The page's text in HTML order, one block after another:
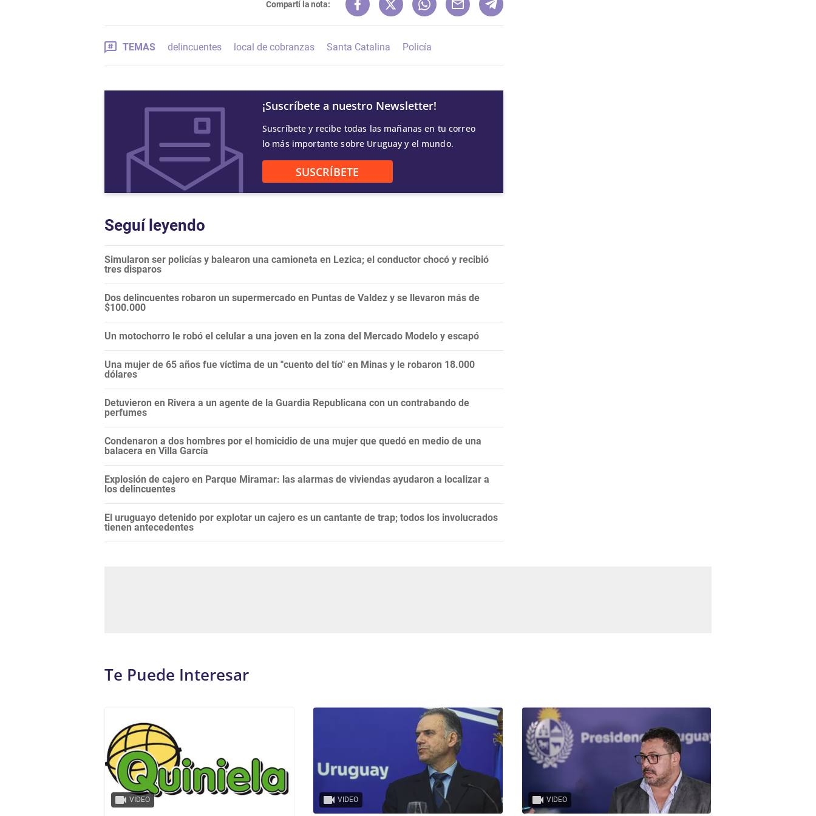
Compartí la nota:
TEMAS delincuentes local de cobranzas Santa Catalina Policía
¡Suscríbete a nuestro Newsletter!
Suscríbete y recibe todas las mañanas en tu correo
lo más importante sobre Uruguay y el mundo.
SUSCRÍBETE
Seguí leyendo
Simularon ser policías y balearon una camioneta en Lezica; el conductor chocó y recibió
tres disparos
Dos delincuentes robaron un supermercado en Puntas de Valdez y se llevaron más de
$100.000
Un motochorro le robó el celular a una joven en la zona del Mercado Modelo y escapó
Una mujer de 65 años fue víctima de un "cuento del tío" en Minas y le robaron 18.000
dólares
Detuvieron en Rivera a un agente de la Guardia Republicana con un contrabando de
perfumes
Condenaron a dos hombres por el homicidio de una mujer que quedó en medio de una
balacera en Villa García
Explosión de cajero en Parque Miramar: las alarmas de viviendas ayudaron a localizar a
los delincuentes
El uruguayo detenido por explotar un cajero es un cantante de trap; todos los involucrados
tienen antecedentes
Te Puede Interesar
VIDEO VIDEO VIDEO